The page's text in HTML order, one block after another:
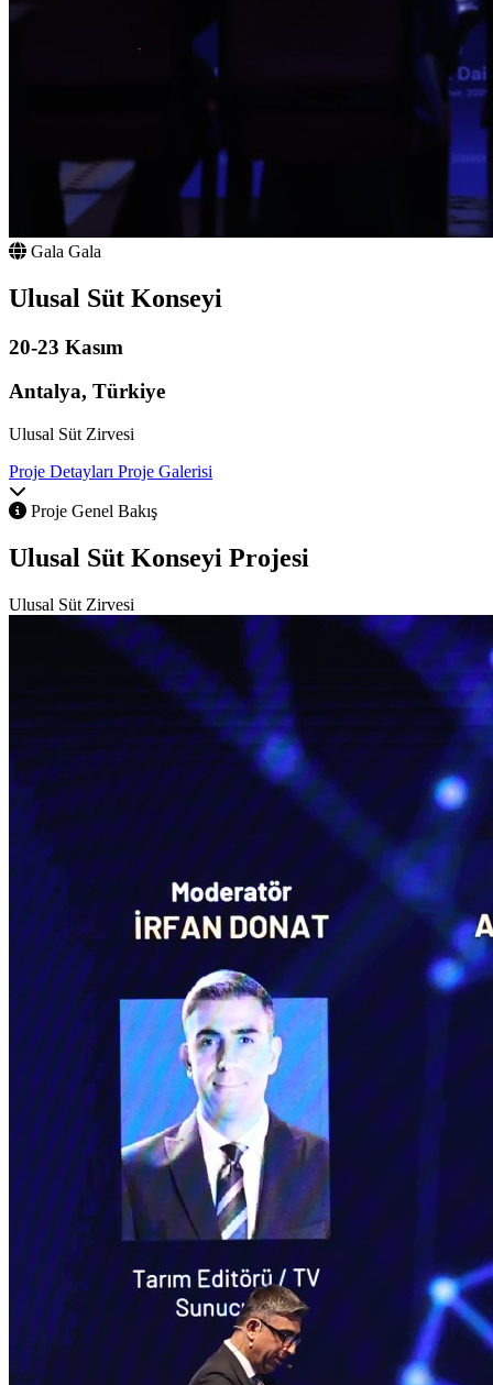
Gala Gala
Ulusal Süt Konseyi
20-23 Kasım
Antalya, Türkiye
Ulusal Süt Zirvesi
Proje Detayları Proje Galerisi
Proje Genel Bakış
Ulusal Süt Konseyi Projesi
Ulusal Süt Zirvesi